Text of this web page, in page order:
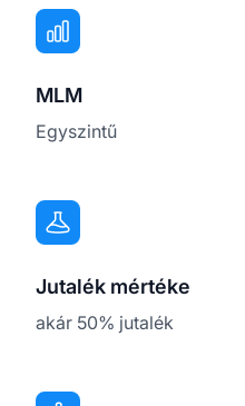
MLM
Egyszintű
Jutalék mértéke
akár 50% jutalék